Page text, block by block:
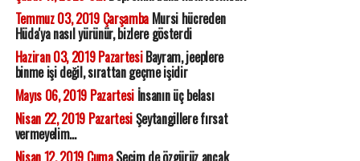
Temmuz 03, 2019 ÇarşambaMursi hücreden
Hüda'ya nasıl yürünür, bizlere gösterdi
Haziran 03, 2019 PazartesiBayram, jeeplere
binme işi değil, sırattan geçme işidir
Mayıs 06, 2019 Pazartesiİnsanın üç belası
Nisan 22, 2019 PazartesiŞeytangillere fırsat
vermeyelim...
Nisan 12, 2019 CumaSeçim de özgürüz ancak